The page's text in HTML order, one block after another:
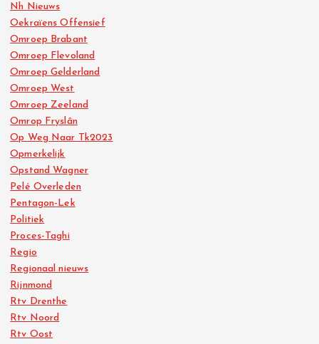
Nh Nieuws
Oekraïens Offensief
Omroep Brabant
Omroep Flevoland
Omroep Gelderland
Omroep West
Omroep Zeeland
Omrop Fryslân
Op Weg Naar Tk2023
Opmerkelijk
Opstand Wagner
Pelé Overleden
Pentagon-Lek
Politiek
Proces-Taghi
Regio
Regionaal nieuws
Rijnmond
Rtv Drenthe
Rtv Noord
Rtv Oost